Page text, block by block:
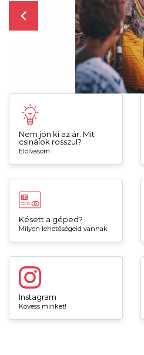
Nem jön ki az ár. Mit
csinálok rosszul?
Elolvasom
Késett a géped?
Milyen lehetőségeid vannak
Instagram
Kövess minket!